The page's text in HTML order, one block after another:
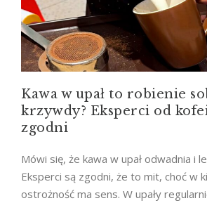
Kawa w upał to robienie
krzywdy? Eksperci od
zgodni
Mówi się, że kawa w upał odwadnia i
Eksperci są zgodni, że to mit, choć w
ostrożność ma sens. W upały